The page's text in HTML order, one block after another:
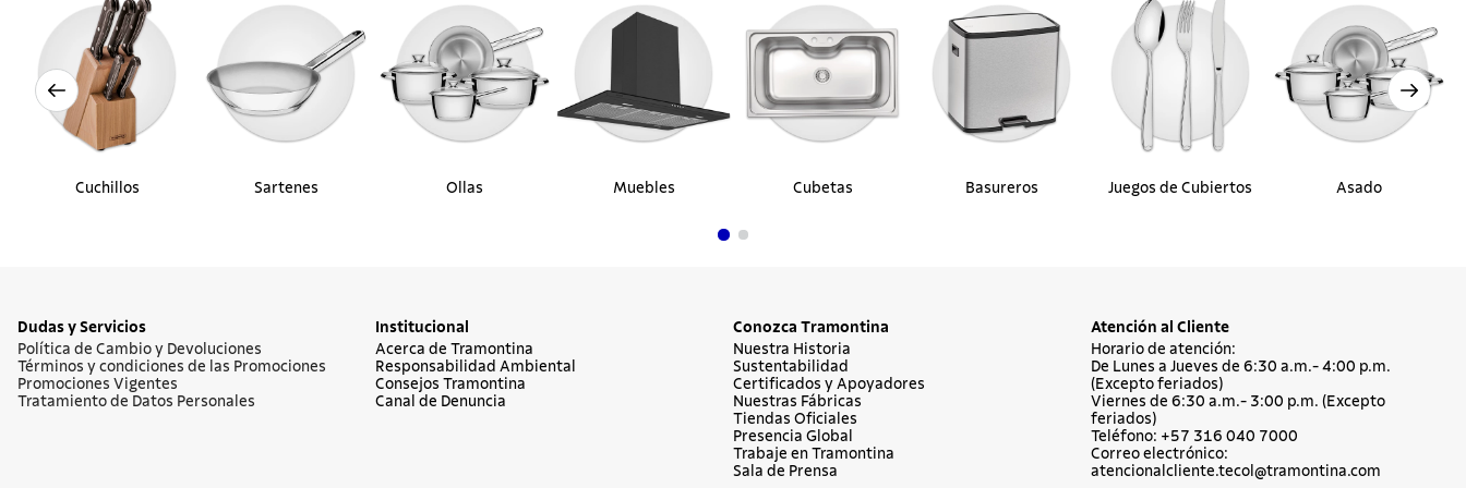
Cuchillos Sartenes Ollas Muebles Cubetas Basureros Juegos de Cubiertos Asado
Dudas y Servicios
Política de Cambio y Devoluciones
Términos y condiciones de las Promociones
Promociones Vigentes
Tratamiento de Datos Personales
Institucional
Acerca de Tramontina
Responsabilidad Ambiental
Consejos Tramontina
Canal de Denuncia
Conozca Tramontina
Nuestra Historia
Sustentabilidad
Certificados y Apoyadores
Nuestras Fábricas
Tiendas Oficiales
Presencia Global
Trabaje en Tramontina
Sala de Prensa
Atención al Cliente
Horario de atención:
De Lunes a Jueves de 6:30 a.m.- 4:00 p.m.
(Excepto feriados)
Viernes de 6:30 a.m.- 3:00 p.m. (Excepto
feriados)
Teléfono: +57 316 040 7000
Correo electrónico:
atencionalcliente.tecol@tramontina.com